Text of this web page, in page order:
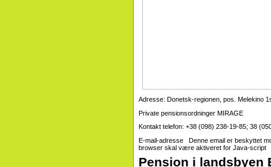
Adresse: Donetsk-regionen, pos. Melekino
Private pensionsordninger MIRAGE
Kontakt telefon: +38 (098) 238-19-85; 38
E-mail-adresse Denne email er beskyttet
browser skal være aktiveret for Java-script
Pension i landsbyen